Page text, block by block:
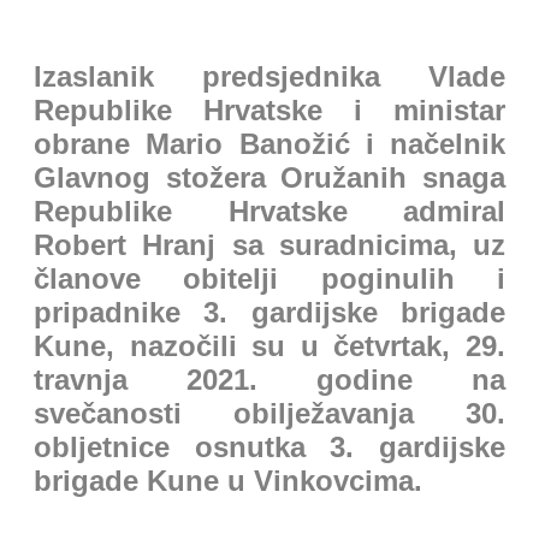
Izaslanik predsjednika Vlade
Republike Hrvatske i ministar
obrane Mario Banožić i načelnik
Glavnog stožera Oružanih snaga
Republike Hrvatske admiral
Robert Hranj sa suradnicima, uz
članove obitelji poginulih i
pripadnike 3. gardijske brigade
Kune, nazočili su u četvrtak, 29.
travnja 2021. godine na
svečanosti obilježavanja 30.
obljetnice osnutka 3. gardijske
brigade Kune u Vinkovcima.